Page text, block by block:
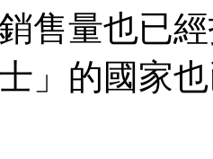
售量也已
」的國家